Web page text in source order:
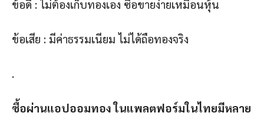
ข้อดี : ไม่ต้องเก็บทองเอง ซื้อขายง่ายเหมือนหุ้น
ข้อเสีย : มีค่าธรรมเนียม ไม่ได้ถือทองจริง
.
ซื้อผ่านแอปออมทอง ในแพลตฟอร์มในไทยมีหลาย